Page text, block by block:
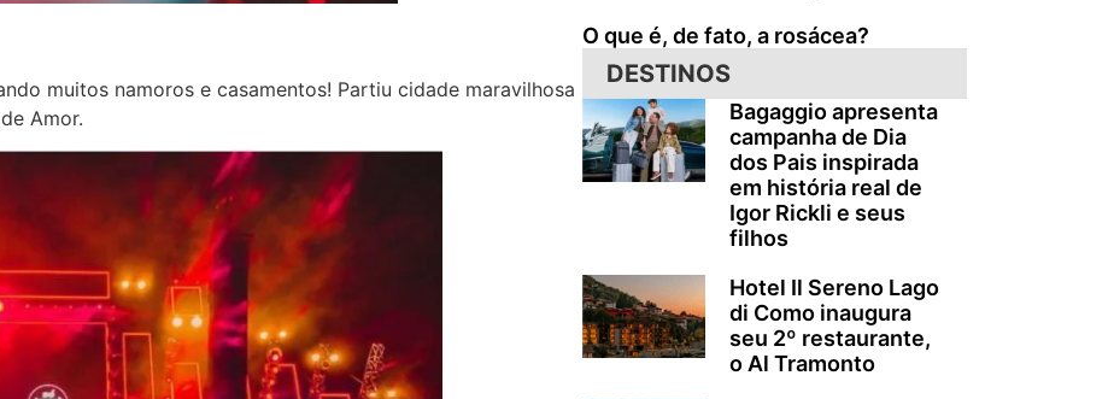
muitos namoros e casamentos! Partiu cidade maravilhosa
Amor.
O que é, de fato, a rosácea?
DESTINOS
Bagaggio apresenta
campanha de Dia
dos Pais inspirada
em história real de
Igor Rickli e seus
filhos
Hotel Il Sereno Lago
di Como inaugura
seu 2º restaurante,
o Al Tramonto